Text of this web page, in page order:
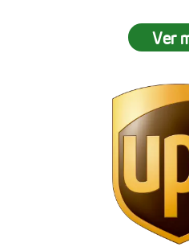
DINISSANpor plantar
Ver